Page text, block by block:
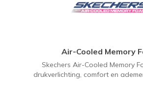
Air-Cooled Memory
Skechers Air-Cooled Memory
drukverlichting, comfort en